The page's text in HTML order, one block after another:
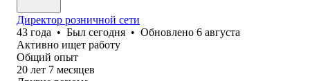
Директор розничной сети
43 года • Был сегодня • Обновлено 6 августа
Активно ищет работу
Общий опыт
20 лет 7 месяцев